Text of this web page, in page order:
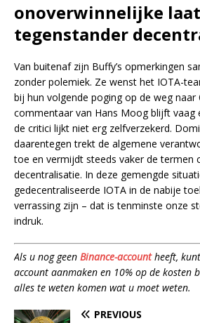
onoverwinnelijke
tegenstander
Van buitenaf zijn Buffy’s opmerkingen
zonder polemiek. Ze wenst het IOTA-
bij hun volgende poging op de weg naar
commentaar van Hans Moog blijft vaag
de critici lijkt niet erg zelfverzekerd.
daarentegen trekt de algemene
toe en vermijdt steeds vaker de termen
decentralisatie. In deze gemengde
gedecentraliseerde IOTA in de nabije
verrassing zijn – dat is tenminste onze
indruk.
Als u nog geen Binance-accountheeft,
account aanmaken en 10% op de kosten
alles te weten komen wat u moet weten.
PREVIOUS